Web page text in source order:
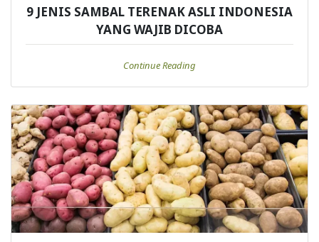
9 JENIS SAMBAL TERENAK ASLI INDONESIA
YANG WAJIB DICOBA
Continue Reading